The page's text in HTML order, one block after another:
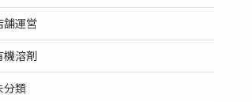
舗運営
機溶剤
分類